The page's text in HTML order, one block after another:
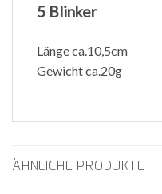
5 Blinker
Länge ca.10,5cm
Gewicht ca.20g
ÄHNLICHE PRODUKTE